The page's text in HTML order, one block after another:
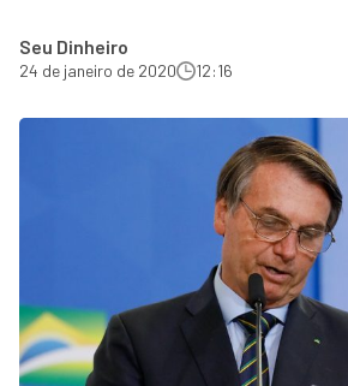
Seu Dinheiro
24 de janeiro de 2020 12:16